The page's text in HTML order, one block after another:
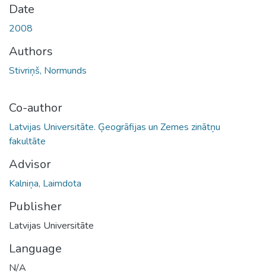
Date
2008
Authors
Stivriņš, Normunds
Co-author
Latvijas Universitāte. Ģeogrāfijas un Zemes zinātņu
fakultāte
Advisor
Kalniņa, Laimdota
Publisher
Latvijas Universitāte
Language
N/A